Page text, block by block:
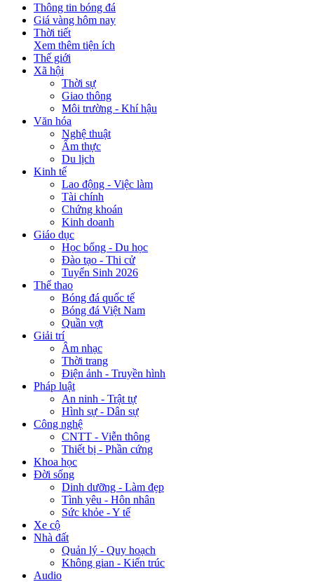
Thông tin bóng đá
Giá vàng hôm nay
Thời tiết
Xem thêm tiện ích
Thế giới
Xã hội
Thời sự
Giao thông
Môi trường - Khí hậu
Văn hóa
Nghệ thuật
Ẩm thực
Du lịch
Kinh tế
Lao động - Việc làm
Tài chính
Chứng khoán
Kinh doanh
Giáo dục
Học bổng - Du học
Đào tạo - Thi cử
Tuyển Sinh 2026
Thể thao
Bóng đá quốc tế
Bóng đá Việt Nam
Quần vợt
Giải trí
Âm nhạc
Thời trang
Điện ảnh - Truyền hình
Pháp luật
An ninh - Trật tự
Hình sự - Dân sự
Công nghệ
CNTT - Viễn thông
Thiết bị - Phần cứng
Khoa học
Đời sống
Dinh dưỡng - Làm đẹp
Tình yêu - Hôn nhân
Sức khỏe - Y tế
Xe cộ
Nhà đất
Quản lý - Quy hoạch
Không gian - Kiến trúc
Audio